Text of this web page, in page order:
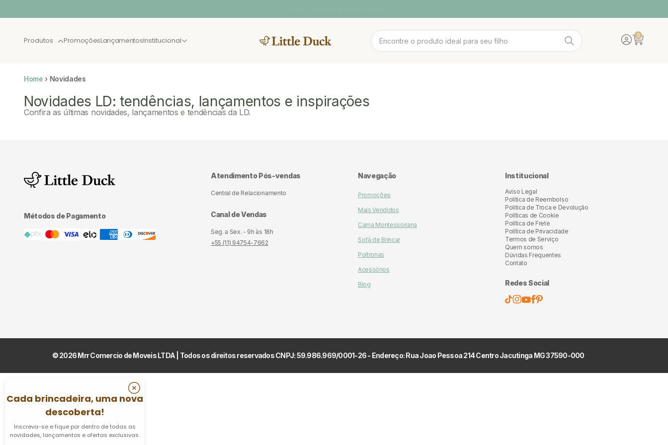
Produtos PromoçõesLançamentosInstitucional Translation
Abrir
0
XAU JULHO
CAMAS
NOVAS CAMAS CAMA CASAL
Home › Novidades
Novidades LD: tendências, lançamentos e inspirações
Confira as últimas novidades, lançamentos e tendências da LD.
Métodos de Pagamento
Atendimento Pós-vendas
Central de Relacionamento
Canal de Vendas
Seg. a Sex. - 9h às 18h
+55 (11) 94754-7662
Navegação
Promoções
Mais Vendidos
Cama Montessoriana
Sofá de Brincar
Poltronas
Acessórios
Blog
Institucional
Aviso Legal
Politica de Reembolso
Politica de Troca e Devolução
Políticas de Cookie
Política de Frete
Política de Privacidade
Termos de Serviço
Quem somos
Dúvidas Frequentes
Contato
Redes Social
© 2026 Mrr Comercio de Moveis LTDA | Todos os direitos reservados CNPJ: 59.986.969/0001-26 - Endereço: Rua Joao Pessoa 214 Centro Jacutinga MG 37590-000